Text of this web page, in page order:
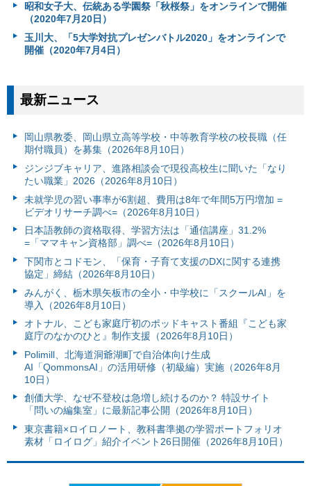
昭和女子大、伝統ある学園祭「秋桜祭」をオンラインで開催
（2020年7月20日）
玉川大、「5大学対抗プレゼンバトル2020」をオンラインで
開催（2020年7月4日）
最新ニュース
岡山県教委、岡山県立高等学校・中等教育学校の校長職（任
期付職員）を募集（2026年8月10日）
ジンジブキャリア、進路相談会で現役高校生に聞いた「なり
たい職業」2026（2026年8月10日）
未就学児の習い事率が6割超、費用は8年で年間5万円増加 =
ビデオリサーチ調べ=（2026年8月10日）
日本語教師の資格取得、学習方法は「通信講座」31.2%
=「ママキャン資格部」調べ=（2026年8月10日）
下関市とコドモン、「保育・子育て支援のDXに関する連携
協定」締結（2026年8月10日）
みんがく、栃木県矢板市の全小・中学校に「スクールAI」を
導入（2026年8月10日）
オトナル、こども家庭庁初のポッドキャスト番組『こども家
庭庁のなかのひと』制作支援（2026年8月10日）
Polimill、北海道洞爺湖町で自治体向け生成
AI「QommonsAI」の活用研修（初級編）実施（2026年8月
10日）
創価大学、なぜ不登校は急増し続けるのか？ 特設サイト
「問いの編集室」に最新記事公開（2026年8月10日）
東京書籍×ロイロノート、教科書準拠の学習ポートフォリオ
素材「ロイログ」紹介イベント26日開催（2026年8月10日）